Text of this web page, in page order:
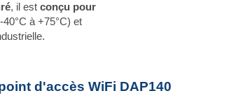
, il estconçu pour
40°C à +75°C) et
d'accès WiFi DAP140